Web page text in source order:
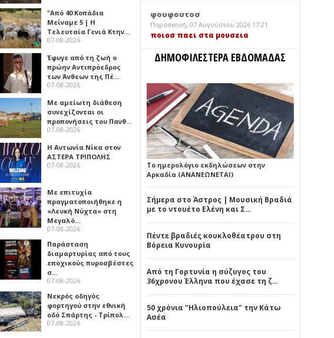
"Από 40 Κοπάδια
Μείναμε 5 | Η
Τελευταία Γενιά Κτην…
07-08-2026
Έφυγε από τη ζωή ο
πρώην Αντιπρόεδρος
των Άνθεων της Πέ…
07-08-2026
Με αμείωτη διάθεση
συνεχίζονται οι
προπονήσεις του Πανθ…
07-08-2026
Η Αντωνία Νίκα στον
ΑΣΤΕΡΑ ΤΡΙΠΟΛΗΣ
07-08-2026
Με επιτυχία
πραγματοποιήθηκε η
«Λευκή Νύχτα» στη
Μεγαλό…
07-08-2026
Παράσταση
διαμαρτυρίας από τους
εποχικούς πυροσβέστες
σ…
07-08-2026
Νεκρός οδηγός
φορτηγού στην εθνική
οδό Σπάρτης - Τρίπολ…
07-08-2026
φουφουτοσ
Παρασκευή, 07 Αυγούστου 2026 17:21
ποιοσ παει στα μουσεια
ΔΗΜΟΦΙΛΕΣΤΕΡΑ ΕΒΔΟΜΑΔΑΣ
Το ημερολόγιο εκδηλώσεων στην
Αρκαδία (ΑΝΑΝΕΩΝΕΤΑΙ)
Σήμερα στο Άστρος | Μουσική Βραδιά
με το ντουέτο Ελένη και Σ…
Πέντε βραδιές κουκλοθέατρου στη
Βόρεια Κυνουρία
Από τη Γορτυνία η σύζυγος του
36χρονου Έλληνα που έχασε τη ζ…
50 χρόνια "Ηλιοπούλεια" την Κάτω
Ασέα